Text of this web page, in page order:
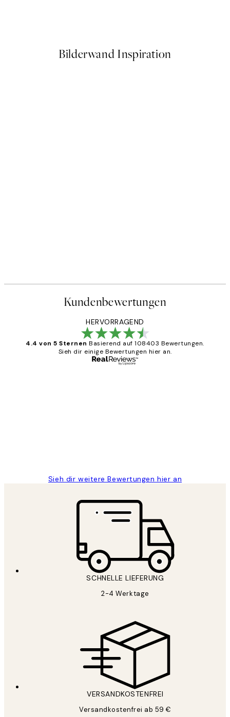
Bilderwand Inspiration
Kundenbewertungen
HERVORRAGEND
4.4 von 5 Sternen Basierend auf 108403 Bewertungen.
Sieh dir einige Bewertungen hier an.
Sieh dir weitere Bewertungen hier an
SCHNELLE LIEFERUNG
2-4 Werktage
VERSANDKOSTENFREI
Versandkostenfrei ab 59 €